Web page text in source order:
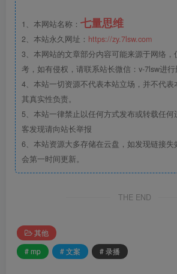
1、本网站名称： 七量思维
2、本站永久网址： https://zy.7lsw.com
3、本网站的文章部分内容可能来源于网络，
考，如有侵权，请联系站长微信：v-7lsw进行
4、本站一切资源不代表本站立场，并不代表
其真实性负责。
5、本站一律禁止以任何方式发布或转载任
客发现请向站长举报
6、本站资源大多存储在云盘，如发现链接失
会第一时间更新。
THE END
其他
# mp
# 文案 # 录播